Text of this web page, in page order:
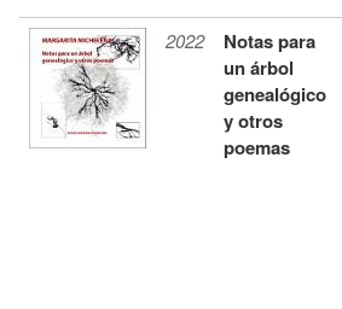
2022
Notas para
un árbol
genealógico
y otros
poemas